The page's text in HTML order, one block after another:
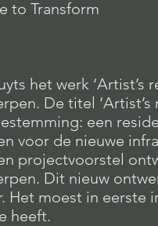
to Transform
het werk
De titel
een
voor de nieuwe
projectvoorstel
Dit nieuw
Het moest in
heeft.